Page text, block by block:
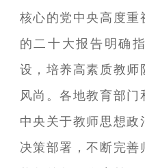
核心的党中央高度重
的二十大报告明确
设，培养高素质教师
风尚。各地教育部
中央关于教师思想政
决策部署，不断完善